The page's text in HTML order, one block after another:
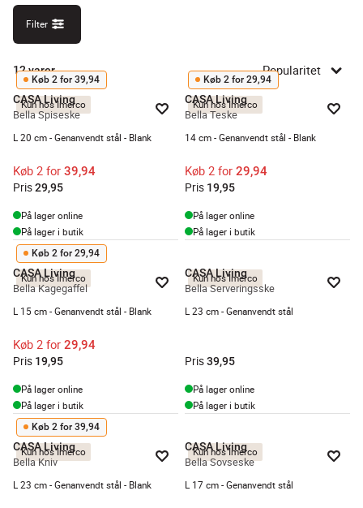
Filter
12varer Popularitet
Kun hos Imerco
Køb 2 for 39,94
CASA Living
Bella Spiseske
L 20 cm - Genanvendt stål - Blank
Køb 2 for 39,94
Pris29,95
På lager online
På lager i butik
Kun hos Imerco
Køb 2 for 29,94
CASA Living
Bella Teske
14 cm - Genanvendt stål - Blank
Køb 2 for 29,94
Pris 19,95
På lager online
På lager i butik
Kun hos Imerco
Køb 2 for 29,94
CASA Living
Bella Kagegaffel
L 15 cm - Genanvendt stål - Blank
Køb 2 for 29,94
Pris 19,95
På lager online
På lager i butik
Kun hos Imerco
CASA Living
Bella Serveringsske
L 23 cm - Genanvendt stål
Pris39,95
På lager online
På lager i butik
Kun hos Imerco
Køb 2 for 39,94
CASA Living
Bella Kniv
L 23 cm - Genanvendt stål - Blank
Kun hos Imerco
CASA Living
Bella Sovseske
L 17 cm - Genanvendt stål